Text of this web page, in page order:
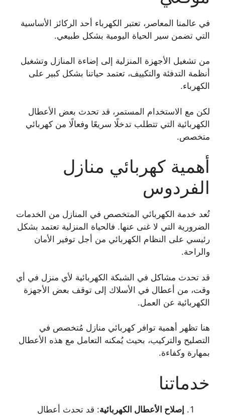
في عالمنا المعاصر، تعتبر الكهرباء أحد الركائز الأساسية
التي تضمن سير الحياة اليومية بشكل طبيعي.
من تشغيل الأجهزة المنزلية إلى إضاءة المنازل وتشغيل
أنظمة التدفئة والتكييف، تعتمد حياتنا بشكل كبير على
الكهرباء.
لكن مع الاستخدام المستمر، قد تحدث بعض الأعطال
الكهربائية التي تتطلب تدخلًا سريعًا وفعالًا من كهربائي
متخصص.
أهمية كهربائي منازل
الفردوس
تُعد خدمة الكهربائي المتخصص في المنازل من الخدمات
الضرورية التي لا غنى عنها. فالحياة المنزلية تعتمد بشكل
رئيسي على النظام الكهربائي من أجل توفير الأمان
والراحة.
قد تحدث مشاكل في الشبكة الكهربائية لأي منزل في أي
وقت، من أعطال في الأسلاك إلى توقف بعض الأجهزة
الكهربائية عن العمل.
هنا تظهر أهمية توافر كهربائي منازل مُتخصص في
التصليح والتركيب، بحيث يُمكنه التعامل مع هذه الأعطال
بمهارة وكفاءة.
خدماتنا
إصلاح الأعطال الكهربائية: قد تحدث أعطال